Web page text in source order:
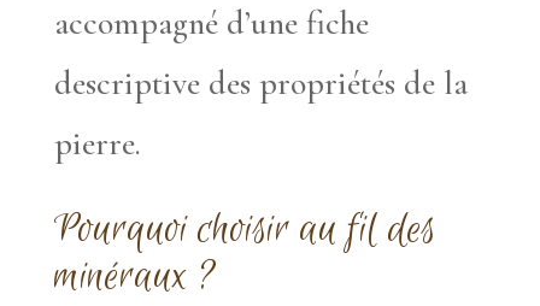
accompagné d’une fiche
descriptive des propriétés de la
pierre.
Pourquoi choisir au fil des
minéraux ?